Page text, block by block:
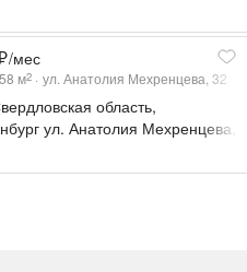
/мес
58 м2 ул. Анатолия Мехренцева, 32
область,
ул. Анатолия Мехренцева,